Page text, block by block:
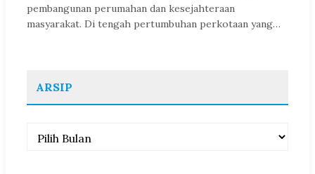
pembangunan perumahan dan kesejahteraan
masyarakat. Di tengah pertumbuhan perkotaan yang…
ARSIP
Arsip